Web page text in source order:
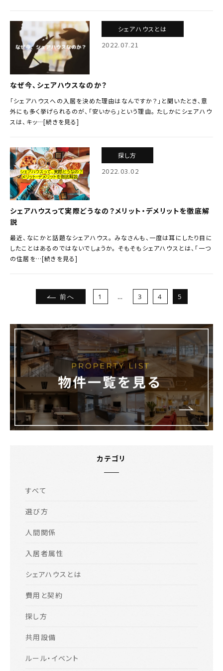
シェアハウスとは
2022.07.21
なぜ今、シェアハウスなのか？
「シェアハウスへの入居を決めた理由はなんですか？」と聞いたとき、意
外にも多く挙げられるのが、「安いから」という理由。 たしかにシェアハウ
スは、キッ…[続きを見る]
探し方
2022.03.02
シェアハウスって実際どうなの？メリット・デメリットを徹底解
説
最近、なにかと話題なシェアハウス。 みなさんも、一度は耳にしたり目に
したことはあるのではないでしょうか。 そもそもシェアハウスとは、「一つ
の住居を…[続きを見る]
前へ 1 … 3 4 5
カテゴリ
すべて
選び方
人間関係
入居者属性
シェアハウスとは
費用と契約
探し方
共用設備
ルール・イベント